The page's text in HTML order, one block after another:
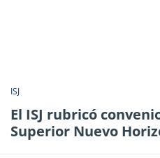
ISJ
El ISJ rubricó
Superior Nuevo